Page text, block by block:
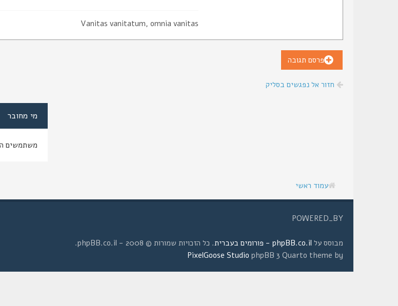
Vanitas vanitatum, omnia vanitas
פרסם תגובה
חזור אל נפגשים בסליק
מי מחובר
משתמשים
עמוד ראשי
POWERED_BY
מבוסס על phpBB.co.il - פורומים בעברית
. כל הזכויות שמורות © 2008 - phpBB.co.il.
phpBB 3 Quarto theme by
PixelGoose Studio